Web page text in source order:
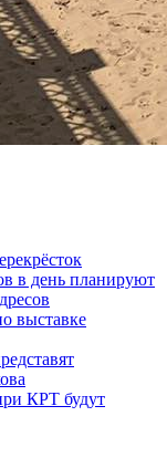
в день планируют
выставке
КРТ будут